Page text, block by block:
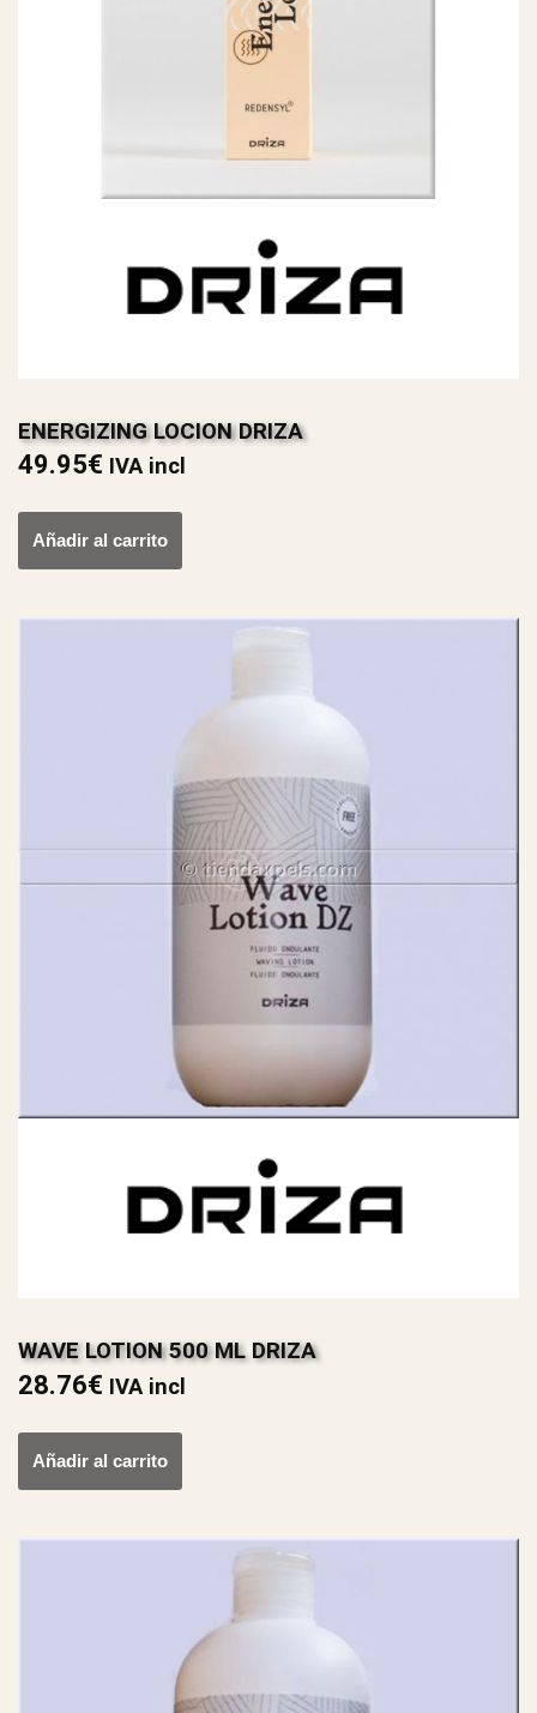
ENERGIZING LOCION DRIZA
49.95€ IVA incl
Añadir al carrito
WAVE LOTION 500 ML DRIZA
28.76€ IVA incl
Añadir al carrito